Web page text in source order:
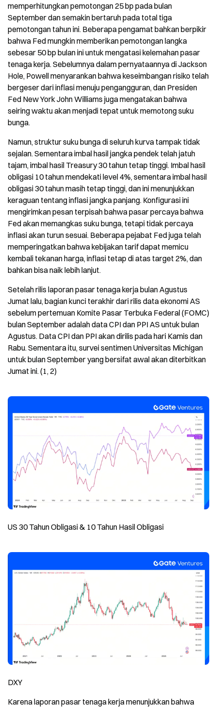
memperhitungkan pemotongan 25 bp pada bulan
September dan semakin bertaruh pada total tiga
pemotongan tahun ini. Beberapa pengamat bahkan berpikir
bahwa Fed mungkin memberikan pemotongan langka
sebesar 50 bp bulan ini untuk mengatasi kelemahan pasar
tenaga kerja. Sebelumnya dalam pernyataannya di Jackson
Hole, Powell menyarankan bahwa keseimbangan risiko telah
bergeser dari inflasi menuju pengangguran, dan Presiden
Fed New York John Williams juga mengatakan bahwa
seiring waktu akan menjadi tepat untuk memotong suku
bunga.
Namun, struktur suku bunga di seluruh kurva tampak tidak
sejalan. Sementara imbal hasil jangka pendek telah jatuh
tajam, imbal hasil Treasury 30 tahun tetap tinggi. Imbal hasil
obligasi 10 tahun mendekati level 4%, sementara imbal hasil
obligasi 30 tahun masih tetap tinggi, dan ini menunjukkan
keraguan tentang inflasi jangka panjang. Konfigurasi ini
mengirimkan pesan terpisah bahwa pasar percaya bahwa
Fed akan memangkas suku bunga, tetapi tidak percaya
inflasi akan turun sesuai. Beberapa pejabat Fed juga telah
memperingatkan bahwa kebijakan tarif dapat memicu
kembali tekanan harga, inflasi tetap di atas target 2%, dan
bahkan bisa naik lebih lanjut.
Setelah rilis laporan pasar tenaga kerja bulan Agustus
Jumat lalu, bagian kunci terakhir dari rilis data ekonomi AS
sebelum pertemuan Komite Pasar Terbuka Federal (FOMC)
bulan September adalah data CPI dan PPI AS untuk bulan
Agustus. Data CPI dan PPI akan dirilis pada hari Kamis dan
Rabu. Sementara itu, survei sentimen Universitas Michigan
untuk bulan September yang bersifat awal akan diterbitkan
Jumat ini. (1, 2)
US 30 Tahun Obligasi & 10 Tahun Hasil Obligasi
DXY
Karena laporan pasar tenaga kerja menunjukkan bahwa